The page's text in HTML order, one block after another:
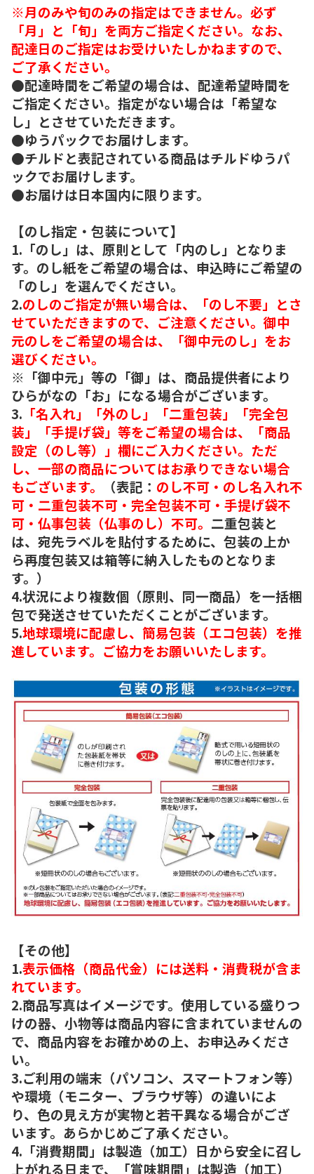
※月のみや旬のみの指定はできません。必ず
「月」と「旬」を両方ご指定ください。なお、
配達日のご指定はお受けいたしかねますので、
ご了承ください。
●配達時間をご希望の場合は、配達希望時間を
ご指定ください。指定がない場合は「希望な
し」とさせていただきます。
●ゆうパックでお届けします。
●チルドと表記されている商品はチルドゆうパ
ックでお届けします。
●お届けは日本国内に限ります。
【のし指定・包装について】
1.「のし」は、原則として「内のし」となりま
す。のし紙をご希望の場合は、申込時にご希望の
「のし」を選んでください。
2.のしのご指定が無い場合は、「のし不要」とさ
せていただきますので、ご注意ください。御中
元のしをご希望の場合は、「御中元のし」をお
選びください。
※「御中元」等の「御」は、商品提供者により
ひらがなの「お」になる場合がございます。
3. 「名入れ」「外のし」「二重包装」「完全包
装」「手提げ袋」等をご希望の場合は、「商品
設定（のし等）」欄にご入力ください。ただ
し、一部の商品についてはお承りできない場合
もございます。
（表記： のし不可・のし名入れ不
可・二重包装不可・完全包装不可・手提げ袋不
可・仏事包装（仏事のし）不可。 二重包装と
は、宛先ラベルを貼付するために、包装の上か
ら再度包装又は箱等に納入したものとなりま
す。）
4.状況により複数個（原則、同一商品）を一括梱
包で発送させていただくことがございます。
5.地球環境に配慮し、簡易包装（エコ包装）を推
進しています。ご協力をお願いいたします。
【その他】
1.表示価格（商品代金）には送料・消費税が含ま
れています。
2.商品写真はイメージです。使用している盛りつ
けの器、小物等は商品内容に含まれていませんの
で、商品内容をお確かめの上、お申込みくださ
い。
3.ご利用の端末（パソコン、スマートフォン等）
や環境（モニター、ブラウザ等）の違いによ
り、色の見え方が実物と若干異なる場合がござ
います。あらかじめご了承ください。
4.「消費期間」は製造（加工）日から安全に召し
上がれる日まで、「賞味期間」は製造（加工）